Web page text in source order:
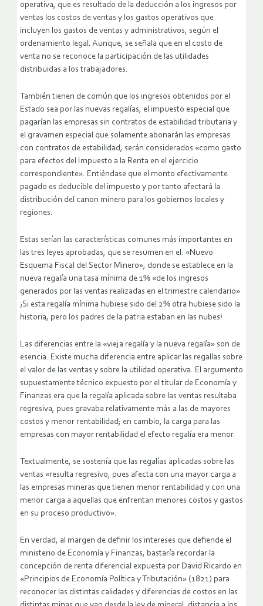
operativa, que es resultado de la deducción a los ingresos por
ventas los costos de ventas y los gastos operativos que
incluyen los gastos de ventas y administrativos, según el
ordenamiento legal. Aunque, se señala que en el costo de
venta no se reconoce la participación de las utilidades
distribuidas a los trabajadores.
También tienen de común que los ingresos obtenidos por el
Estado sea por las nuevas regalías, el impuesto especial que
pagarían las empresas sin contratos de estabilidad tributaria y
el gravamen especial que solamente abonarán las empresas
con contratos de estabilidad, serán considerados «como gasto
para efectos del Impuesto a la Renta en el ejercicio
correspondiente». Entiéndase que el monto efectivamente
pagado es deducible del impuesto y por tanto afectará la
distribución del canon minero para los gobiernos locales y
regiones.
Estas serían las características comunes más importantes en
las tres leyes aprobadas, que se resumen en el: «Nuevo
Esquema Fiscal del Sector Minero», donde se establece en la
nueva regalía una tasa mínima de 1% «de los ingresos
generados por las ventas realizadas en el trimestre calendario»
¡Si esta regalía mínima hubiese sido del 2% otra hubiese sido la
historia, pero los padres de la patria estaban en las nubes!
Las diferencias entre la «vieja regalía y la nueva regalía» son de
esencia. Existe mucha diferencia entre aplicar las regalías sobre
el valor de las ventas y sobre la utilidad operativa. El argumento
supuestamente técnico expuesto por el titular de Economía y
Finanzas era que la regalía aplicada sobre las ventas resultaba
regresiva, pues gravaba relativamente más a las de mayores
costos y menor rentabilidad; en cambio, la carga para las
empresas con mayor rentabilidad el efecto regalía era menor.
Textualmente, se sostenía que las regalías aplicadas sobre las
ventas «resulta regresivo, pues afecta con una mayor carga a
las empresas mineras que tienen menor rentabilidad y con una
menor carga a aquellas que enfrentan menores costos y gastos
en su proceso productivo».
En verdad, al margen de definir los intereses que defiende el
ministerio de Economía y Finanzas, bastaría recordar la
concepción de renta diferencial expuesta por David Ricardo en
«Principios de Economía Política y Tributación» (1821) para
reconocer las distintas calidades y diferencias de costos en las